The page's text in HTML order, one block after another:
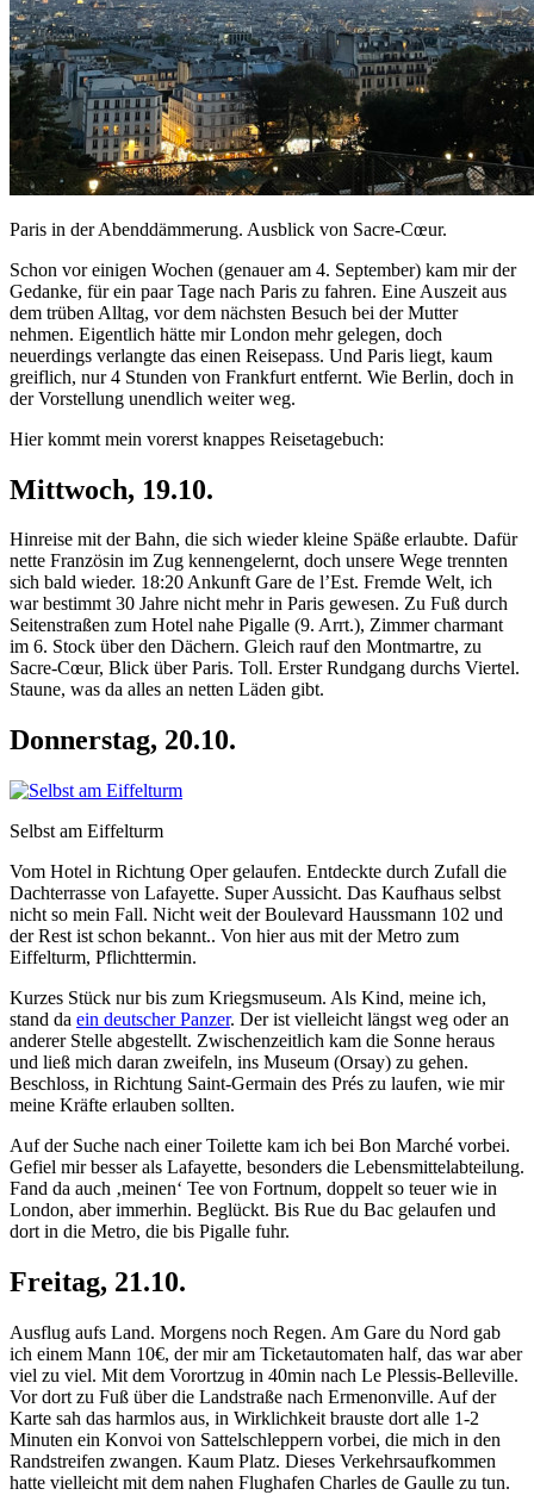
Paris in der Abenddämmerung. Ausblick von Sacre-Cœur.
Schon vor einigen Wochen (genauer am 4. September) kam mir der
Gedanke, für ein paar Tage nach Paris zu fahren. Eine Auszeit aus
dem trüben Alltag, vor dem nächsten Besuch bei der Mutter
nehmen. Eigentlich hätte mir London mehr gelegen, doch
neuerdings verlangte das einen Reisepass. Und Paris liegt, kaum
greiflich, nur 4 Stunden von Frankfurt entfernt. Wie Berlin, doch in
der Vorstellung unendlich weiter weg.
Hier kommt mein vorerst knappes Reisetagebuch:
Mittwoch, 19.10.
Hinreise mit der Bahn, die sich wieder kleine Späße erlaubte. Dafür
nette Französin im Zug kennengelernt, doch unsere Wege trennten
sich bald wieder. 18:20 Ankunft Gare de l’Est. Fremde Welt, ich
war bestimmt 30 Jahre nicht mehr in Paris gewesen. Zu Fuß durch
Seitenstraßen zum Hotel nahe Pigalle (9. Arrt.), Zimmer charmant
im 6. Stock über den Dächern. Gleich rauf den Montmartre, zu
Sacre-Cœur, Blick über Paris. Toll. Erster Rundgang durchs Viertel.
Staune, was da alles an netten Läden gibt.
Donnerstag, 20.10.
Selbst am Eiffelturm
Vom Hotel in Richtung Oper gelaufen. Entdeckte durch Zufall die
Dachterrasse von Lafayette. Super Aussicht. Das Kaufhaus selbst
nicht so mein Fall. Nicht weit der Boulevard Haussmann 102 und
der Rest ist schon bekannt.. Von hier aus mit der Metro zum
Eiffelturm, Pflichttermin.
Kurzes Stück nur bis zum Kriegsmuseum. Als Kind, meine ich,
stand da ein deutscher Panzer. Der ist vielleicht längst weg oder an
anderer Stelle abgestellt. Zwischenzeitlich kam die Sonne heraus
und ließ mich daran zweifeln, ins Museum (Orsay) zu gehen.
Beschloss, in Richtung Saint-Germain des Prés zu laufen, wie mir
meine Kräfte erlauben sollten.
Auf der Suche nach einer Toilette kam ich bei Bon Marché vorbei.
Gefiel mir besser als Lafayette, besonders die Lebensmittelabteilung.
Fand da auch ‚meinen‘ Tee von Fortnum, doppelt so teuer wie in
London, aber immerhin. Beglückt. Bis Rue du Bac gelaufen und
dort in die Metro, die bis Pigalle fuhr.
Freitag, 21.10.
Ausflug aufs Land. Morgens noch Regen. Am Gare du Nord gab
ich einem Mann 10€, der mir am Ticketautomaten half, das war aber
viel zu viel. Mit dem Vorortzug in 40min nach Le Plessis-Belleville.
Vor dort zu Fuß über die Landstraße nach Ermenonville. Auf der
Karte sah das harmlos aus, in Wirklichkeit brauste dort alle 1-2
Minuten ein Konvoi von Sattelschleppern vorbei, die mich in den
Randstreifen zwangen. Kaum Platz. Dieses Verkehrsaufkommen
hatte vielleicht mit dem nahen Flughafen Charles de Gaulle zu tun.